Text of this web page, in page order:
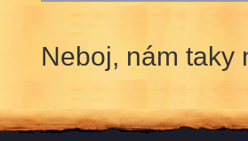
Neboj, nám